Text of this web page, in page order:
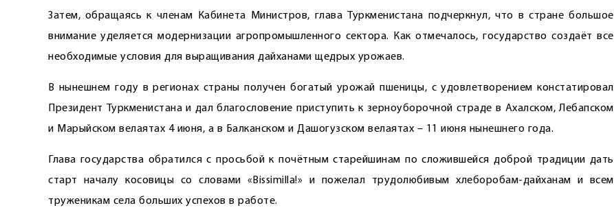
Затем, обращаясь к членам Кабинета Министров, глава Туркменистана подчеркнул, что в стране большое
внимание уделяется модернизации агропромышленного сектора. Как отмечалось, государство создаёт все
необходимые условия для выращивания дайханами щедрых урожаев.
В нынешнем году в регионах страны получен богатый урожай пшеницы, с удовлетворением констатировал
Президент Туркменистана и дал благословение приступить к зерноуборочной страде в Ахалском, Лебапском
и Марыйском велаятах 4 июня, а в Балканском и Дашогузском велаятах – 11 июня нынешнего года.
Глава государства обратился с просьбой к почётным старейшинам по сложившейся доброй традиции дать
старт началу косовицы со словами «Bissimilla!» и пожелал трудолюбивым хлеборобам-дайханам и всем
труженикам села больших успехов в работе.